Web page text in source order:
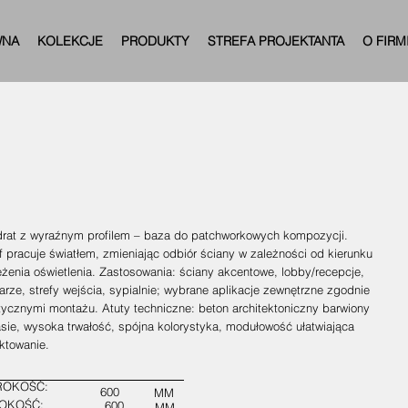
KOLEKCJE PRODUKTY STREFA PROJEKTANTA O
z wyraźnym profilem – baza do patchworkowych kompozycji.
pracuje światłem, zmieniając odbiór ściany w zależności od kierunku
oświetlenia. Zastosowania: ściany akcentowe, lobby/recepcje,
strefy wejścia, sypialnie; wybrane aplikacje zewnętrzne zgodnie
montażu. Atuty techniczne: beton architektoniczny barwiony
wysoka trwałość, spójna kolorystyka, modułowość ułatwiająca
600
MM